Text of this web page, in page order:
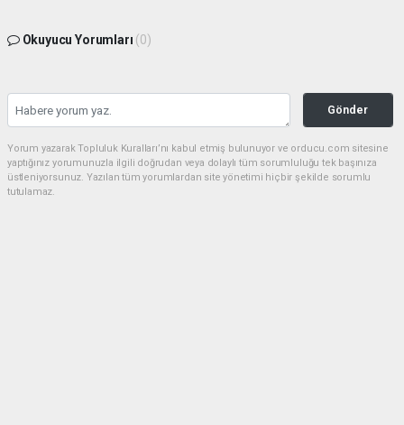
Okuyucu Yorumları (0)
Gönder
Yorum yazarak Topluluk Kuralları’nı kabul etmiş bulunuyor ve orducu.com sitesine
yaptığınız yorumunuzla ilgili doğrudan veya dolaylı tüm sorumluluğu tek başınıza
üstleniyorsunuz. Yazılan tüm yorumlardan site yönetimi hiçbir şekilde sorumlu
tutulamaz.